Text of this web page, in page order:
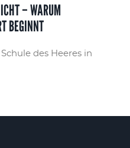
– WARUM
BEGINNT
des Heeres in